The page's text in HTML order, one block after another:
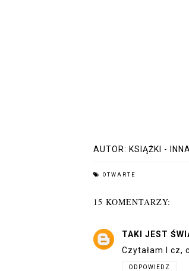
AUTOR: KSIĄŻKI -
OTWARTE
15 KOMENTARZY:
TAKI JEST
Czytałam I cz,
ODPOWIEDZ